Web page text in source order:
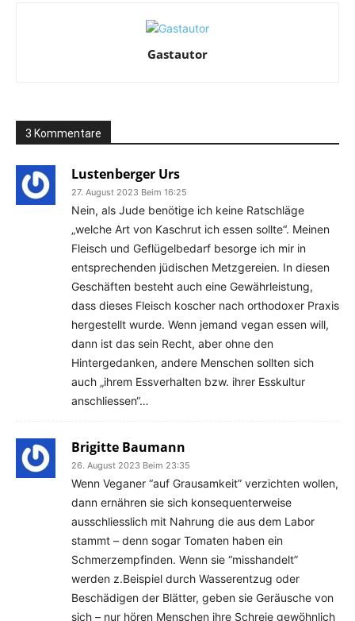
Gastautor
3 Kommentare
Lustenberger Urs
27. August 2023 Beim 16:25
Nein, als Jude benötige ich keine Ratschläge
„welche Art von Kaschrut ich essen sollte“. Meinen
Fleisch und Geflügelbedarf besorge ich mir in
entsprechenden jüdischen Metzgereien. In diesen
Geschäften besteht auch eine Gewährleistung,
dass dieses Fleisch koscher nach orthodoxer Praxis
hergestellt wurde. Wenn jemand vegan essen will,
dann ist das sein Recht, aber ohne den
Hintergedanken, andere Menschen sollten sich
auch „ihrem Essverhalten bzw. ihrer Esskultur
anschliessen“…
Brigitte Baumann
26. August 2023 Beim 23:35
Wenn Veganer “auf Grausamkeit” verzichten wollen,
dann ernähren sie sich konsequenterweise
ausschliesslich mit Nahrung die aus dem Labor
stammt – denn sogar Tomaten haben ein
Schmerzempfinden. Wenn sie “misshandelt”
werden z.Beispiel durch Wasserentzug oder
Beschädigen der Blätter, geben sie Geräusche von
sich – nur hören Menschen ihre Schreie gewöhnlich